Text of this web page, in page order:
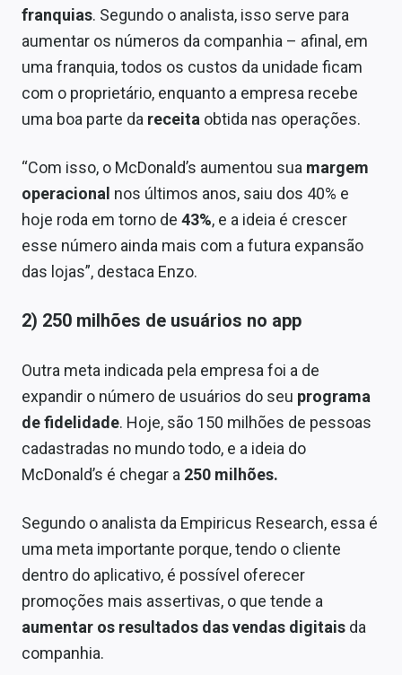
franquias. Segundo o analista, isso serve para
aumentar os números da companhia – afinal, em
uma franquia, todos os custos da unidade ficam
com o proprietário, enquanto a empresa recebe
uma boa parte da receita obtida nas operações.
“Com isso, o McDonald’s aumentou sua margem
operacional nos últimos anos, saiu dos 40% e
hoje roda em torno de 43%, e a ideia é crescer
esse número ainda mais com a futura expansão
das lojas”, destaca Enzo.
2) 250 milhões de usuários no app
Outra meta indicada pela empresa foi a de
expandir o número de usuários do seu programa
de fidelidade. Hoje, são 150 milhões de pessoas
cadastradas no mundo todo, e a ideia do
McDonald’s é chegar a 250 milhões.
Segundo o analista da Empiricus Research, essa é
uma meta importante porque, tendo o cliente
dentro do aplicativo, é possível oferecer
promoções mais assertivas, o que tende a
aumentar os resultados das vendas digitais da
companhia.